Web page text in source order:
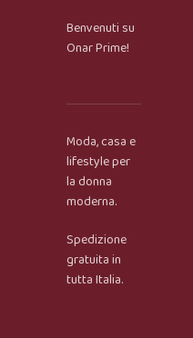
Onar AI Assistant
Benvenuti su
Onar Prime!
Moda, casa e
lifestyle per
la donna
moderna.
Spedizione
gratuita in
tutta Italia.